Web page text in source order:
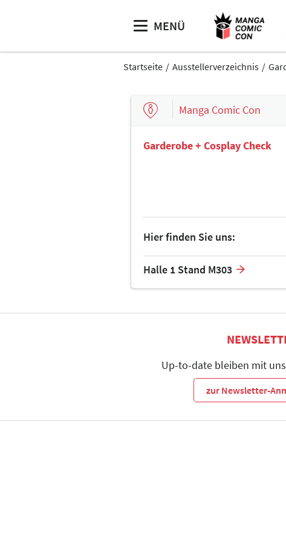
MENÜ
Startseite Ausstellerverzeichnis
Manga Comic Con
Garderobe + Cosplay Check
Hier finden Sie uns:
Halle 1 Stand M303
Up-to-date bleiben mit
zur Newsletter-